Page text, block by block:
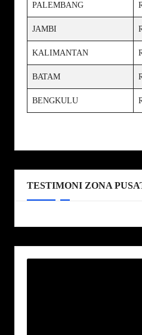
PALEMBANG
JAMBI
KALIMANTAN
BATAM
BENGKULU
TESTIMONI ZONA